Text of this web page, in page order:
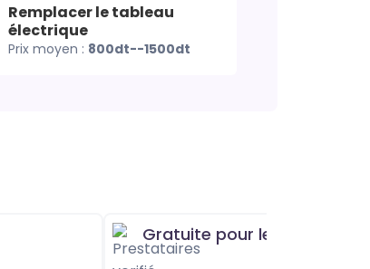
Remplacer le tableau
électrique
Prix moyen : 800dt--1500dt
Gratuite pour les clients